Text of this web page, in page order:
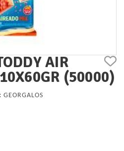
AIR
(50000)
GEORGALOS